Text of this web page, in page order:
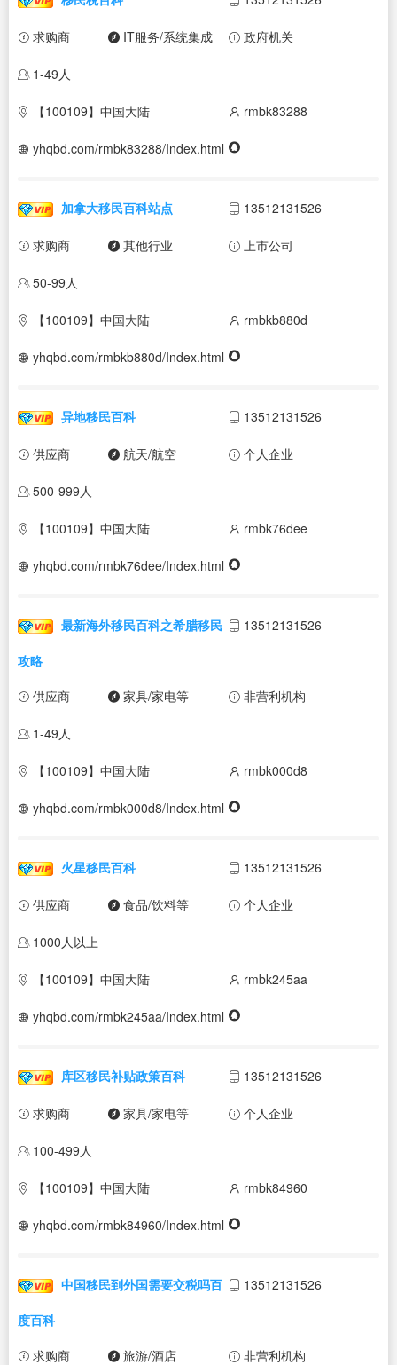
求购商 IT服务/系统集成 政府机关
1-49人
【100109】中国大陆 rmbk83288
yhqbd.com/rmbk83288/Index.html
加拿大移民百科站点 13512131526
求购商 其他行业 上市公司
50-99人
【100109】中国大陆 rmbkb880d
yhqbd.com/rmbkb880d/Index.html
异地移民百科 13512131526
供应商 航天/航空 个人企业
500-999人
【100109】中国大陆 rmbk76dee
yhqbd.com/rmbk76dee/Index.html
最新海外移民百科之希腊移民
攻略
13512131526
供应商 家具/家电等 非营利机构
1-49人
【100109】中国大陆 rmbk000d8
yhqbd.com/rmbk000d8/Index.html
火星移民百科 13512131526
供应商 食品/饮料等 个人企业
1000人以上
【100109】中国大陆 rmbk245aa
yhqbd.com/rmbk245aa/Index.html
库区移民补贴政策百科 13512131526
求购商 家具/家电等 个人企业
100-499人
【100109】中国大陆 rmbk84960
yhqbd.com/rmbk84960/Index.html
中国移民到外国需要交税吗百
度百科
13512131526
求购商 旅游/酒店 非营利机构